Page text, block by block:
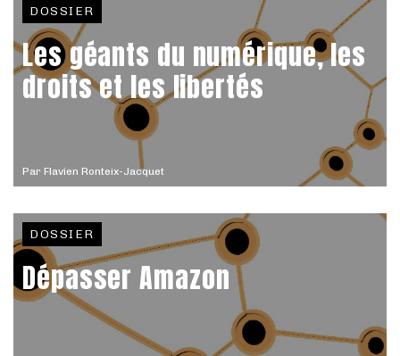
Par Flavien Ronteix-Jacquet
DOSSIER
Les géants du numérique, les
droits et les libertés
DOSSIER
Dépasser Amazon